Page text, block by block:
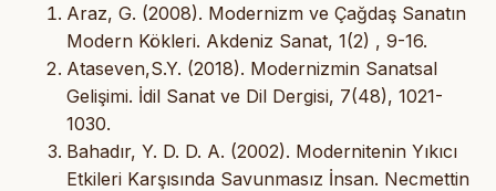
Araz, G. (2008). Modernizm ve Çağdaş Sanatın
Modern Kökleri. Akdeniz Sanat, 1(2) , 9-16.
Ataseven,S.Y. (2018). Modernizmin Sanatsal
Gelişimi. İdil Sanat ve Dil Dergisi, 7(48), 1021-
1030.
Bahadır, Y. D. D. A. (2002). Modernitenin Yıkıcı
Etkileri Karşısında Savunmasız İnsan. Necmettin